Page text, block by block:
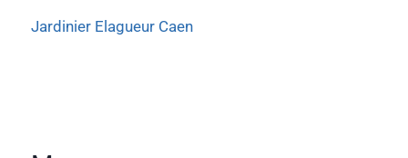
Jardinier Elagueur Caen